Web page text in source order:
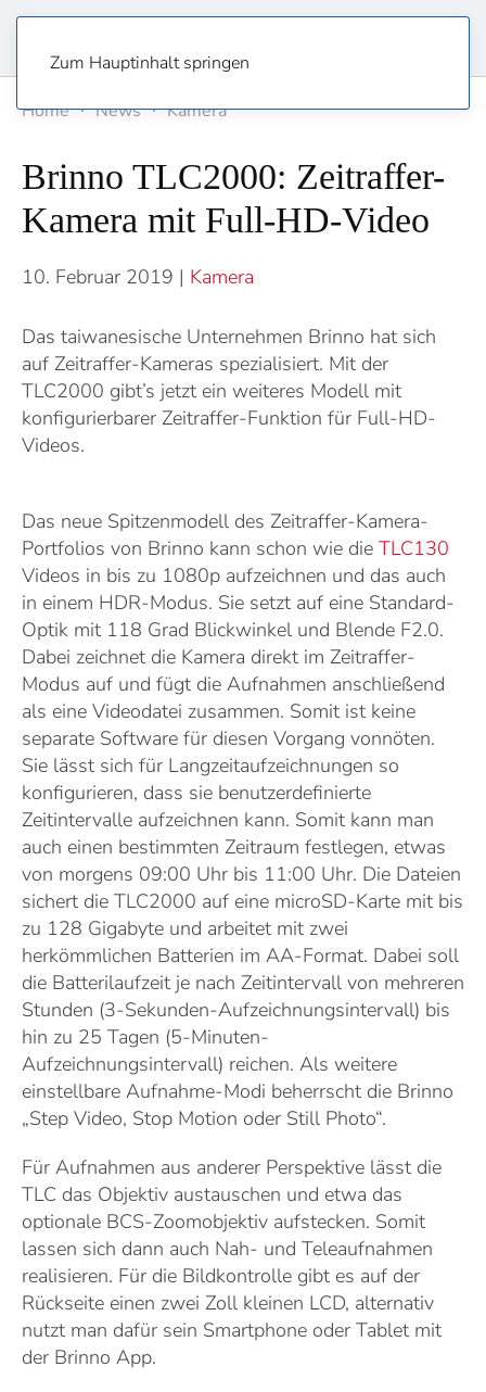
Zum Hauptinhalt springen
Home
News Kamera
Brinno TLC2000: Zeitraffer-
Kamera mit Full-HD-Video
10. Februar 2019 | Kamera
Das taiwanesische Unternehmen Brinno hat sich
auf Zeitraffer-Kameras spezialisiert. Mit der
TLC2000 gibt’s jetzt ein weiteres Modell mit
konfigurierbarer Zeitraffer-Funktion für Full-HD-
Videos.
Das neue Spitzenmodell des Zeitraffer-Kamera-
Portfolios von Brinno kann schon wie die TLC130
Videos in bis zu 1080p aufzeichnen und das auch
in einem HDR-Modus. Sie setzt auf eine Standard-
Optik mit 118 Grad Blickwinkel und Blende F2.0.
Dabei zeichnet die Kamera direkt im Zeitraffer-
Modus auf und fügt die Aufnahmen anschließend
als eine Videodatei zusammen. Somit ist keine
separate Software für diesen Vorgang vonnöten.
Sie lässt sich für Langzeitaufzeichnungen so
konfigurieren, dass sie benutzerdefinierte
Zeitintervalle aufzeichnen kann. Somit kann man
auch einen bestimmten Zeitraum festlegen, etwas
von morgens 09:00 Uhr bis 11:00 Uhr. Die Dateien
sichert die TLC2000 auf eine microSD-Karte mit bis
zu 128 Gigabyte und arbeitet mit zwei
herkömmlichen Batterien im AA-Format. Dabei soll
die Batterilaufzeit je nach Zeitintervall von mehreren
Stunden (3-Sekunden-Aufzeichnungsintervall) bis
hin zu 25 Tagen (5-Minuten-
Aufzeichnungsintervall) reichen. Als weitere
einstellbare Aufnahme-Modi beherrscht die Brinno
„Step Video, Stop Motion oder Still Photo“.
Für Aufnahmen aus anderer Perspektive lässt die
TLC das Objektiv austauschen und etwa das
optionale BCS-Zoomobjektiv aufstecken. Somit
lassen sich dann auch Nah- und Teleaufnahmen
realisieren. Für die Bildkontrolle gibt es auf der
Rückseite einen zwei Zoll kleinen LCD, alternativ
nutzt man dafür sein Smartphone oder Tablet mit
der Brinno App.